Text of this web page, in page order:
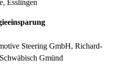
Esslingen
Steering GmbH, Richard-
Gmünd